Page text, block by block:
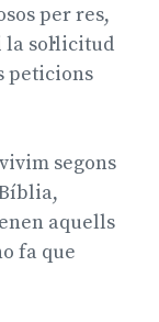
per res,
sol·licitud
peticions
segons
aquells
fa que